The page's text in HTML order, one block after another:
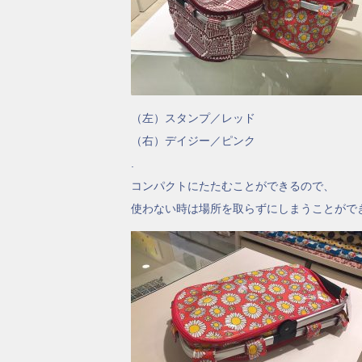
（左）スタンプ／レッド
（右）デイジー／ピンク
コンパクトにたたむことができるので、
使わない時は場所を取らずにしまうことがで